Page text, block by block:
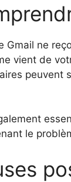
Gmail ne
vient de
peuvent
le